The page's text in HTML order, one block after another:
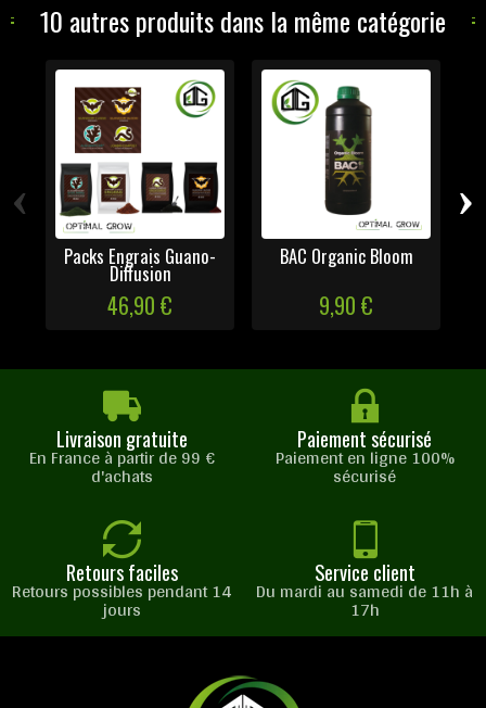
10 autres produits dans la même catégorie
Packs Engrais Guano-
Diffusion
46,90 €
BAC Organic Bloom
9,90 €
‹ ›
Livraison gratuite
En France à partir de 99 €
d'achats
Paiement sécurisé
Paiement en ligne 100%
sécurisé
Retours faciles
Retours possibles pendant 14
jours
Service client
Du mardi au samedi de 11h à
17h